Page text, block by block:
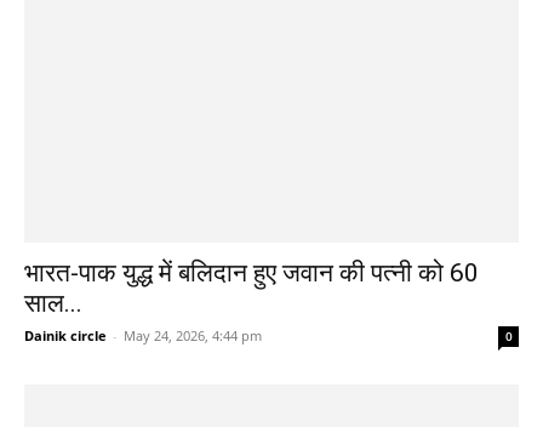
भारत-पाक युद्ध में बलिदान हुए जवान की पत्नी को 60
साल...
Dainik circle - May 24, 2026, 4:44 pm 0